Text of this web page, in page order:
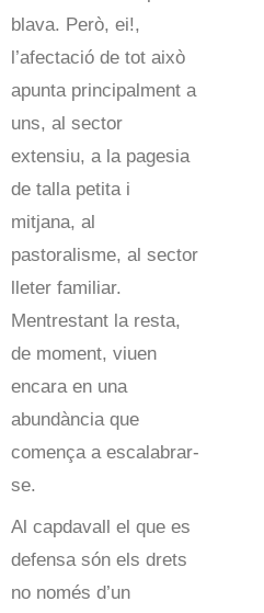
blava. Però, ei!,
l’afectació de tot això
apunta principalment a
uns, al sector
extensiu, a la pagesia
de talla petita i
mitjana, al
pastoralisme, al sector
lleter familiar.
Mentrestant la resta,
de moment, viuen
encara en una
abundància que
comença a escalabrar-
se.
Al capdavall el que es
defensa són els drets
no només d’un